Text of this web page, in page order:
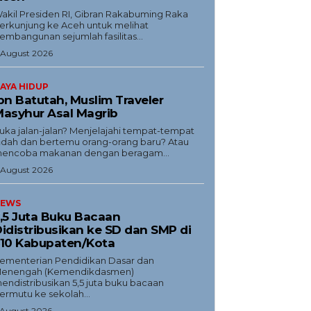
Presiden RI, Gibran Rakabuming Raka
ke Aceh untuk melihat
sejumlah fasilitas...
2026
HIDUP
Batutah, Muslim Traveler
Asal Magrib
jalan-jalan? Menjelajahi tempat-tempat
dan bertemu orang-orang baru? Atau
makanan dengan beragam...
2026
Juta Buku Bacaan
ke SD dan SMP di
Kabupaten/Kota
Pendidikan Dasar dan
(Kemendikdasmen)
5,5 juta buku bacaan
ke sekolah...